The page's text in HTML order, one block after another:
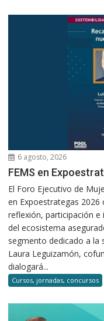
6 agosto, 2026
FEMS en
El Foro Ejecutivo de
en Expoestrategas
reflexión, participación
del ecosistema
segmento dedicado a la
Laura Leguizamón,
dialogará...
Cursos, jornadas, concursos